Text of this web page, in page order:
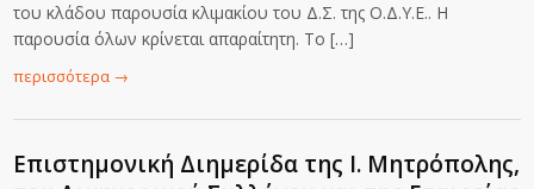
του κλάδου παρουσία κλιμακίου του Δ.Σ. της Ο.Δ.Υ.Ε.. Η
παρουσία όλων κρίνεται απαραίτητη. Το […]
περισσότερα →
Επιστημονική Διημερίδα της Ι. Μητρόπολης,